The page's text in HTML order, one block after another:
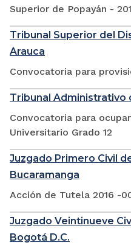
Superior de Popayán -
Tribunal Superior del
Arauca
Convocatoria para
Tribunal Administrativo
Convocatoria para
Universitario Grado 12
Juzgado Primero Civil
Bucaramanga
Acción de Tutela 2016 -
Juzgado Veintinueve
Bogotá D.C.